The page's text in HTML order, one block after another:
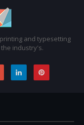
and typesetting
industry's.